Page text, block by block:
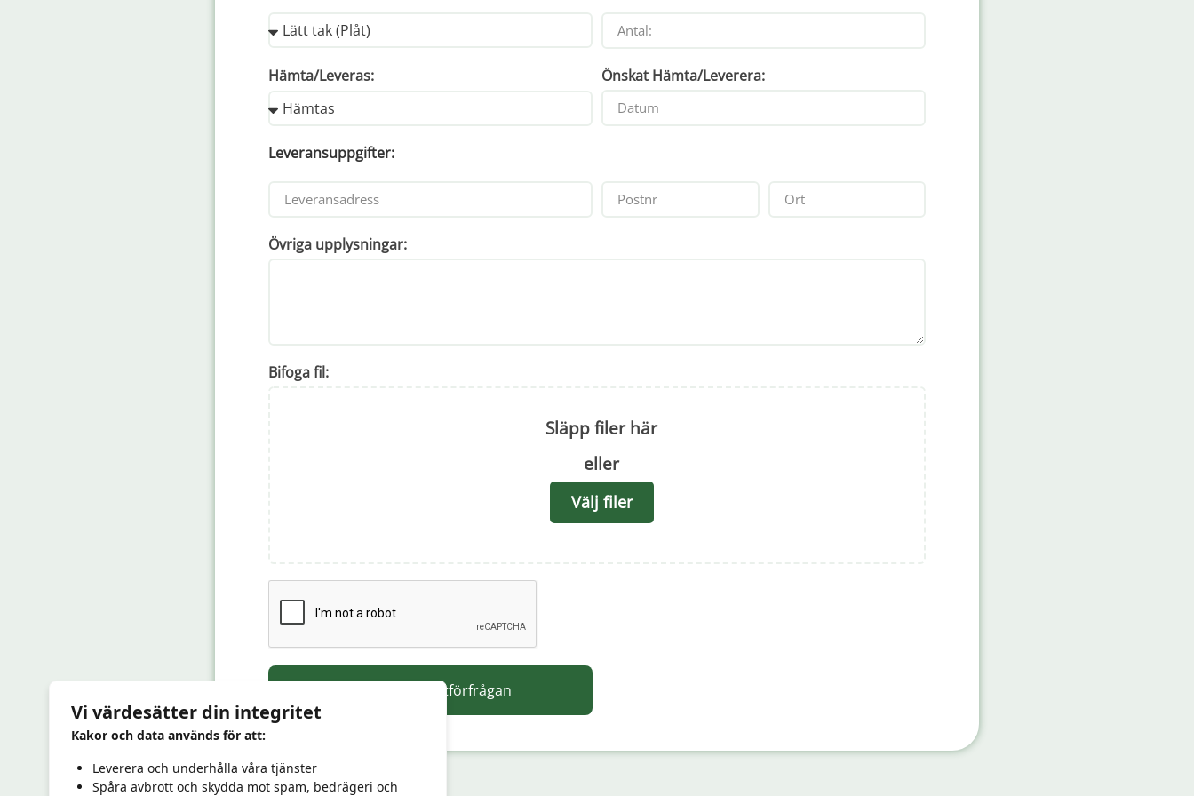
Hämta/Leveras: Önskat Hämta/Leverera:
Leveransuppgifter:
Övriga upplysningar:
Bifoga fil:
Släpp filer här
eller
Välj filer
Skicka in offertförfrågan
Vi värdesätter din integritet
Kakor och data används för att:
Leverera och underhålla våra tjänster
Spåra avbrott och skydda mot spam, bedrägeri och